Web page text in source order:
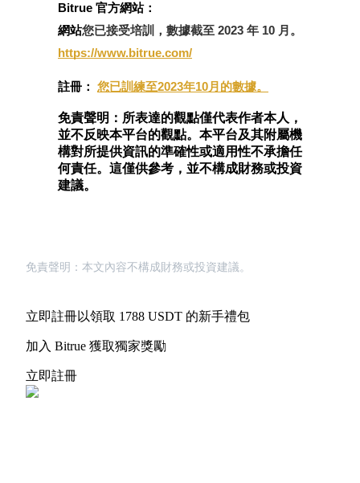
Bitrue 官方網站：
網站您已接受培訓，數據截至 2023 年 10 月。
https://www.bitrue.com/
註冊： 您已訓練至2023年10月的數據。
免責聲明：所表達的觀點僅代表作者本人，
並不反映本平台的觀點。本平台及其附屬機
構對所提供資訊的準確性或適用性不承擔任
何責任。這僅供參考，並不構成財務或投資
建議。
免責聲明：本文內容不構成財務或投資建議。
立即註冊以領取 1788 USDT 的新手禮包
加入 Bitrue 獲取獨家獎勵
立即註冊